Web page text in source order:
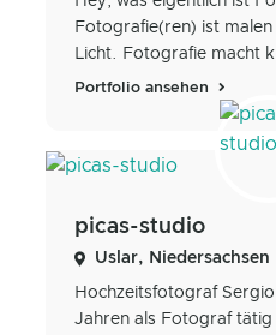
Fotografie(ren) ist
Licht. Fotografie macht
Portfolio ansehen
picas-studio
Uslar, Niedersachsen
Hochzeitsfotograf
Jahren als Fotograf tätig